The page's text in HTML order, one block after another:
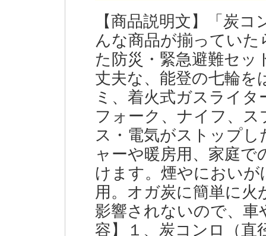
【商品説明文】「炭
んな商品が揃ってい
た防災・緊急避難セ
丈夫な、能登の七輪を
ミ、着火式ガスライ
フォーク、ナイフ、
ス・電気がストップ
ャーや暖房用、家庭
けます。煙やにおい
用。オガ炭に簡単に火
影響されないので、
容】１、炭コンロ（直